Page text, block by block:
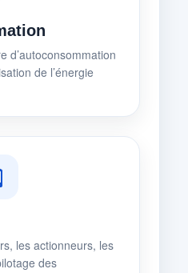
d’autoconsommation
de l’énergie
les actionneurs, les
des